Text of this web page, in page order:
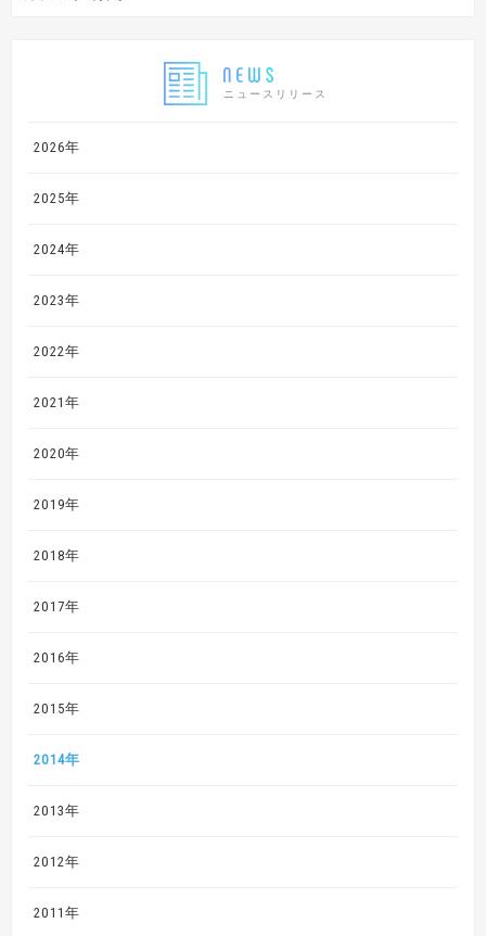
ニュースリリース
2026年
2025年
2024年
2023年
2022年
2021年
2020年
2019年
2018年
2017年
2016年
2015年
2014年
2013年
2012年
2011年